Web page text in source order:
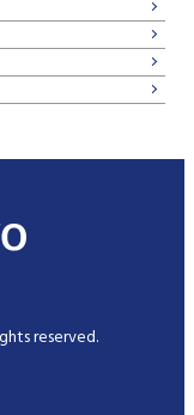
コース
reserved.